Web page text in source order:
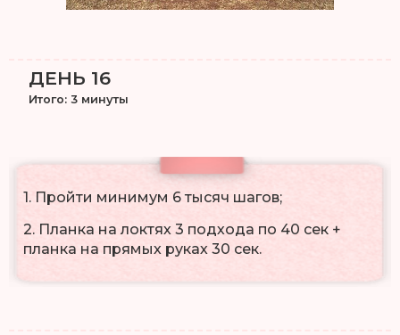
1. Пройти минимум 6 тысяч шагов;
2. Планка на локтях 3 подхода по 40 сек +
планка на прямых руках 30 сек.
ДЕНЬ 16
Итого: 3 минуты